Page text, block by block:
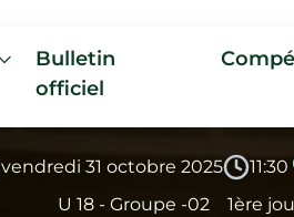
Bulletin
officiel
vendredi 31 octobre 2025 11:30
U 18 - Groupe -02
1ère